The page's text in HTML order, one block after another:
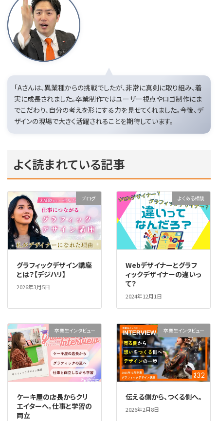
「Aさんは、異業種からの挑戦でしたが、非常に真剣に取り組み、着
実に成長されました。卒業制作ではユーザー視点やロゴ制作にま
でこだわり、自分の考えを形にする力を見せてくれました。今後、デ
ザインの現場で大きく活躍されることを期待しています。
よく読まれている記事
ブログ
グラフィックデザイン講座
とは？【デジハリ】
2026年3月5日
よくある相談
Webデザイナーとグラフ
ィックデザイナーの違いっ
て？
2024年12月1日
卒業生インタビュー
ケーキ屋の店長からクリ
エイターへ。仕事と学習の
両立
卒業生インタビュー
伝える側から、つくる側へ。
2026年2月8日